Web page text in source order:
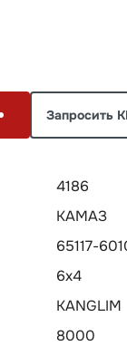
Запросить
4186
КАМАЗ
65117-
6х4
KANGLIM
8000